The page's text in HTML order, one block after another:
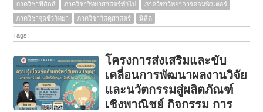
ภาควิชาฟิสิกส์
ภาควิชาวิทยาศาสตร์ทั่วไป
ภาควิชาวิทยาการคอมพิวเตอร์
ภาควิชาจุลชีววิทยา
ภาควิชาวัสดุศาสตร์ นิสิต
Tags:
โครงการส่งเสริมและขับ
เคลื่อนการพัฒนาผลงานวิจัย
และนวัตกรรมสู่ผลิตภัณฑ์
เชิงพาณิชย์ กิจกรรม การ